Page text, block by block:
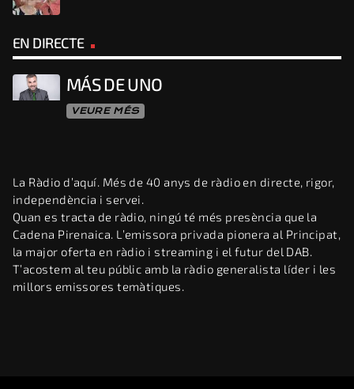
EN DIRECTE
MÁS DE UNO
VEURE MÉS
La Ràdio d’aquí. Més de 40 anys de ràdio en directe, rigor,
independència i servei.
Quan es tracta de ràdio, ningú té més presència que la
Cadena Pirenaica. L’emissora privada pionera al Principat,
la major oferta en ràdio i streaming i el futur del DAB.
T’acostem al teu públic amb la ràdio generalista líder i les
millors emissores temàtiques.